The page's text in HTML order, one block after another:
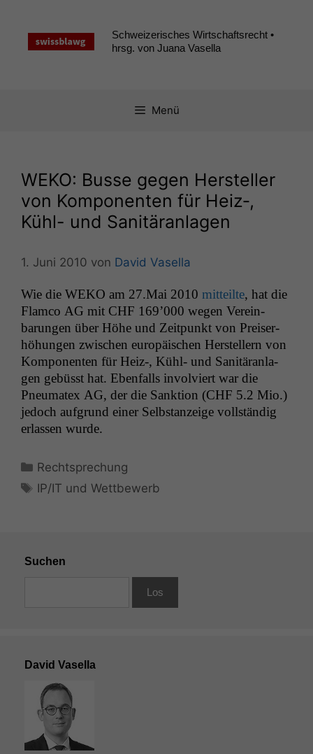
springen
Schweizerisches Wirtschaftsrecht •
hrsg. von Juana Vasella
Menü
WEKO: Busse gegen Hersteller
von Komponenten für Heiz‑,
Kühl- und Sanitäranlagen
1. Juni 2010 von David Vasella
Wie die WEKO am 27.Mai 2010 mit­teilte, hat die
Flam­co AG mit CHF 169’000 wegen Vere­in­
barun­gen über Höhe und Zeit­punkt von Preis­er­
höhun­gen zwis­chen europäis­chen Her­stellern von
Kom­po­nen­ten für Heiz‑, Kühl- und San­itäran­la­
gen gebüsst hat. Eben­falls involviert war die
Pneu­ma­tex AG, der die Sank­tion (CHF 5.2 Mio.)
jedoch auf­grund ein­er Selb­stanzeige voll­ständig
erlassen wurde.
Kategorien
Rechtsprechung
Schlagwörter
IP/IT und Wettbewerb
Suchen
David Vasella